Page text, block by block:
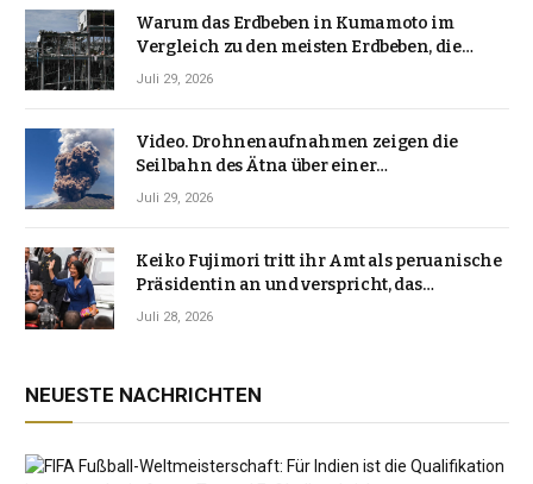
Warum das Erdbeben in Kumamoto im
Vergleich zu den meisten Erdbeben, die
Japan erschütterten, ungewöhnlich ist
Juli 29, 2026
Video. Drohnenaufnahmen zeigen die
Seilbahn des Ätna über einer
Vulkanlandschaft
Juli 29, 2026
Keiko Fujimori tritt ihr Amt als peruanische
Präsidentin an und verspricht, das
Jahrzehnt der Instabilität zu beenden
Juli 28, 2026
NEUESTE NACHRICHTEN